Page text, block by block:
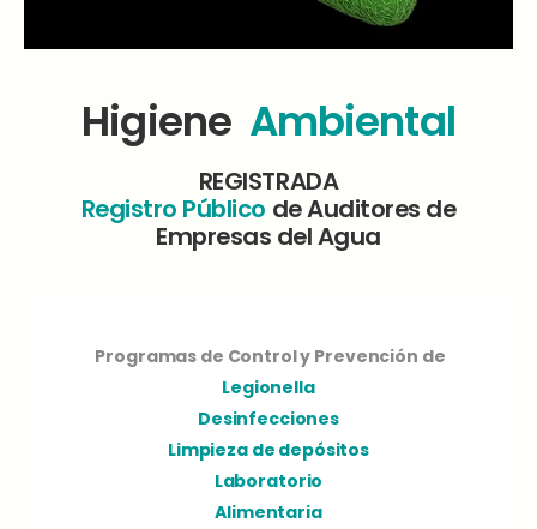
Higiene Ambiental
REGISTRADA
Registro Público de Auditores de
Empresas del Agua
Programas de Control y Prevención de
Legionella
Desinfecciones
Limpieza de depósitos
Laboratorio
Alimentaria